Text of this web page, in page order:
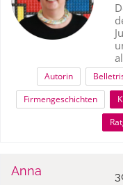
Autorin
Firmengeschichten
Anna